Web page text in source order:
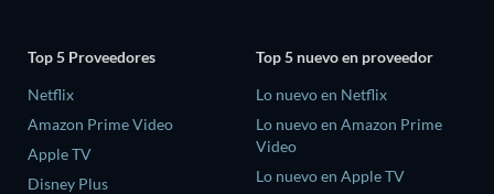
Top 5 Proveedores
Netflix
Amazon Prime Video
Apple TV
Disney Plus
Top 5 nuevo en proveedor
Lo nuevo en Netflix
Lo nuevo en Amazon Prime
Video
Lo nuevo en Apple TV